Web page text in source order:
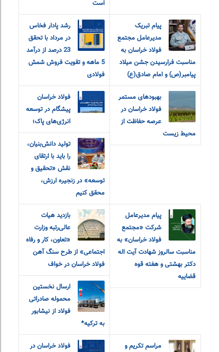
است
پیام تبریک
مدیرعامل مجتمع
فولاد خراسان به
مناسبت فرارسیدن جشن میلاد
پیامبر(ص) و امام صادق(ع)
رشد پادار فخاس
در مرداد با تحقق
23 درصد از درآمد
5 ماهه و تقویت فروش شمش
فولادی
بهبودهای مستمر
فولاد خراسان در
عرصه حفاظت از
محیط زیست
فولاد خراسان
پیشگام در توسعه
انرژی‌های پاک؛
تولید دانش‌بنیان،
را باید با ارتقای
نقش «تحقیق و‌
توسعه» در زنجیره ارزش،
محقق کنیم
پیام مدیرعامل
شرکت «مجتمع
فولاد خراسان» به
مناسبت سالروز شهادت آیت اله
دکتر بهشتی و هفته قوه
قضاییه
بازدید هیات
عالی‌رتبه وزارت
«تعاون، کار و رفاه
اجتماعی» از طرح سنگ آهن
فولاد خراسان در خواف
ارسال نخستین
محموله صادراتی
فولاد از نیشابور
به ترکیه*
مراسم تکریم و
فولاد خراسان در